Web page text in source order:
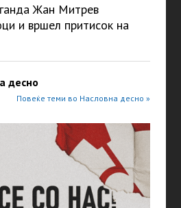
Жан Митрев
и вршел притисок на
десно
Повеќе теми во Насловна десно »